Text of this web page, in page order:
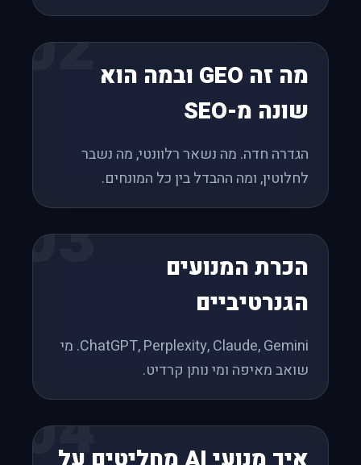
02מה זה GEO ובמה הוא
שונה מ-SEO
הגדרה חדה. מה נשאר רלוונטי, מה נשבר
לחלוטין, ומה ההבדל בין כל המונחים.
03
הכרת המנועים
הגנרטיביים
ChatGPT, Perplexity, Claude, Gemini. מי
שואב מאיפה ומי נותן קרדיט.
04